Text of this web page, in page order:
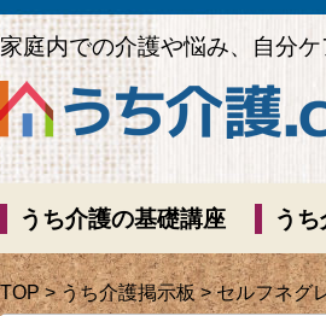
家庭内での介護や悩み、自分
うち介護の基礎講座 う
TOP>うち介護掲示板> セルフネグ